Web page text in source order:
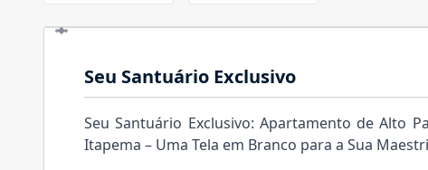
Seu Santuário Exclusivo
Seu Santuário Exclusivo: Apartamento de Alto
Itapema – Uma Tela em Branco para a Sua